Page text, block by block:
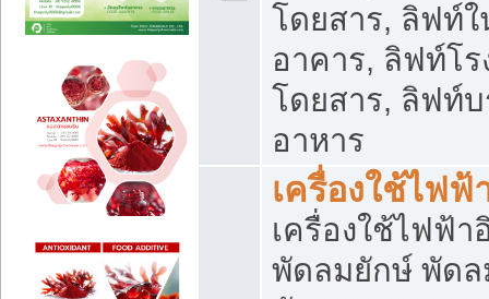
โดยสาร, ลิฟท์
อาคาร, ลิฟท์โ
โดยสาร, ลิฟท์
อาหาร
เครื่องใช้ไฟฟ้
เครื่องใช้ไฟฟ้า
พัดลมยักษ์ พัด